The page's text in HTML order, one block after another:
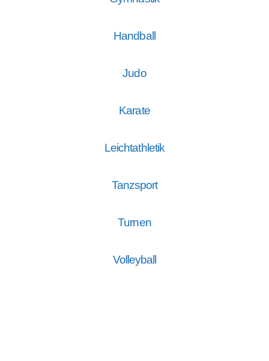
Handball
Judo
Karate
Leichtathletik
Tanzsport
Turnen
Volleyball